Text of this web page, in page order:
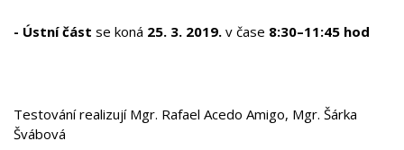
- Ústní část se koná 25. 3. 2019. v čase 8:30–11:45 hod
Testování realizují Mgr. Rafael Acedo Amigo, Mgr. Šárka
Švábová